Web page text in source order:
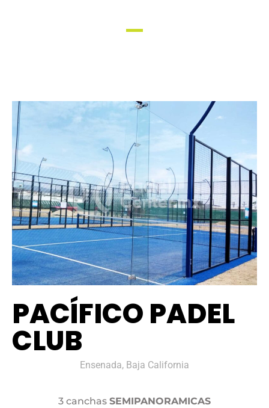
PACÍFICO PADEL
CLUB
Ensenada, Baja California
3 canchas SEMIPANORAMICAS